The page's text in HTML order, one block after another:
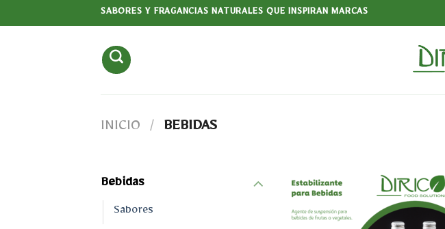
SABORES Y FRAGANCIAS NATURALES QUE INSPIRAN MARCAS
INICIO / BEBIDAS
Bebidas
Sabores